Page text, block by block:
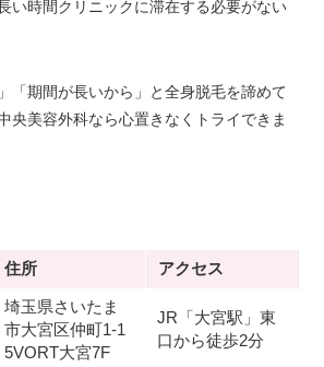
い時間クリニックに滞在する必要がない
「期間が長いから」と全身脱毛を諦めて
央美容外科なら心置きなくトライできま
住所 アクセス
埼玉県さいたま
市大宮区仲町1-1
5VORT大宮7F
JR「大宮駅」東
口から徒歩2分